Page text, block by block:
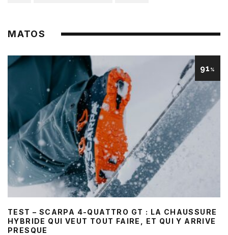
MATOS
91 %
TEST – SCARPA 4-QUATTRO GT : LA CHAUSSURE
HYBRIDE QUI VEUT TOUT FAIRE, ET QUI Y ARRIVE
PRESQUE